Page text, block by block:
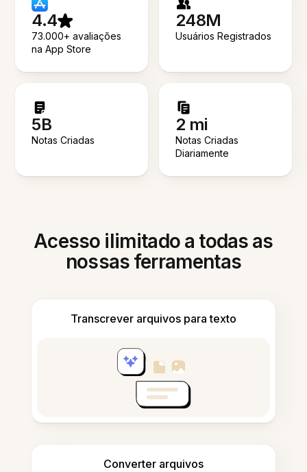
4.4
73.000+ avaliações
na App Store
248M
Usuários Registrados
5B
Notas Criadas
2 mi
Notas Criadas
Diariamente
Acesso ilimitado a todas as
nossas ferramentas
Transcrever arquivos para texto
Converter arquivos